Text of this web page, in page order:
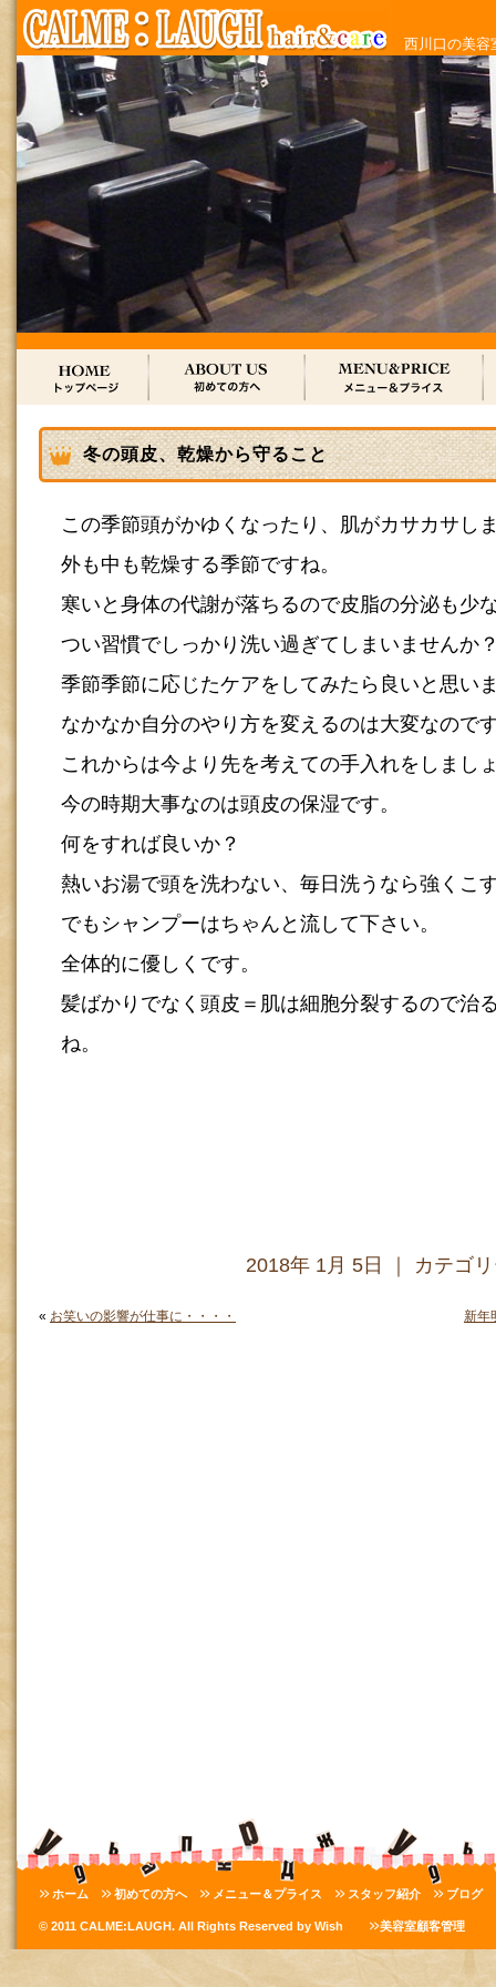
西川口の美容
冬の頭皮、乾燥から守ること
この季節頭がかゆくなったり、肌がカサカサし
外も中も乾燥する季節ですね。
寒いと身体の代謝が落ちるので皮脂の分泌も少
つい習慣でしっかり洗い過ぎてしまいませんか
季節季節に応じたケアをしてみたら良いと思い
なかなか自分のやり方を変えるのは大変なので
これからは今より先を考えての手入れをしまし
今の時期大事なのは頭皮の保湿です。
何をすれば良いか？
熱いお湯で頭を洗わない、毎日洗うなら強くこ
でもシャンプーはちゃんと流して下さい。
全体的に優しくです。
髪ばかりでなく頭皮＝肌は細胞分裂するので治
ね。
2018年 1月 5日 ｜ カテゴ
« お笑いの影響が仕事に・・・・ 新年
ホーム 初めての方へ メニュー＆プライス スタッフ紹介 ブログ
© 2011 CALME:LAUGH. All Rights Reserved by Wish 美容室顧客管理